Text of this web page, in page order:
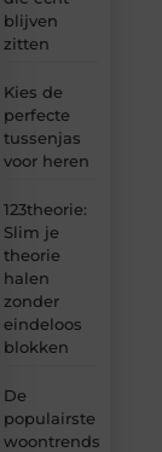
blijven
zitten
Kies de
perfecte
tussenjas
voor heren
123theorie:
Slim je
theorie
halen
zonder
eindeloos
blokken
De
populairste
woontrends